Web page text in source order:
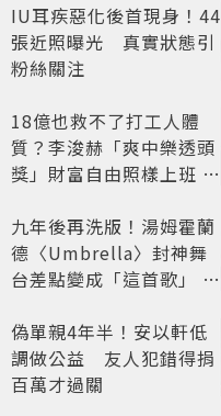
老闆
IU耳疾惡化後首現身！44
張近照曝光 真實狀態引
粉絲關注
18億也救不了打工人體
質？李浚赫「爽中樂透頭
獎」財富自由照樣上班 西
九年後再洗版！湯姆霍蘭
德〈Umbrella〉封神舞
台差點變成「這首歌」 造
開
偽單親4年半！安以軒低
調做公益 友人犯錯得捐
百萬才過關